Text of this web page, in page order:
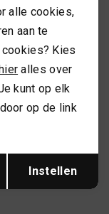
alle cookies,
aan te
Kies
alles over
kunt op elk
op de link
Instellen